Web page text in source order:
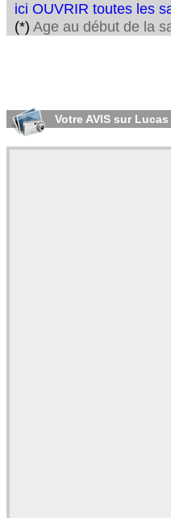
ici OUVRIR toutes les
(*) Age au début de la
Votre AVIS sur Lucas